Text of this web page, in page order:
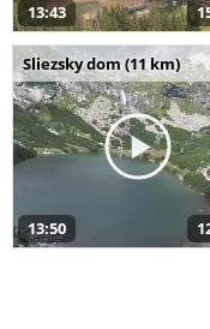
13:43
Sliezsky dom (11 km)
13:50